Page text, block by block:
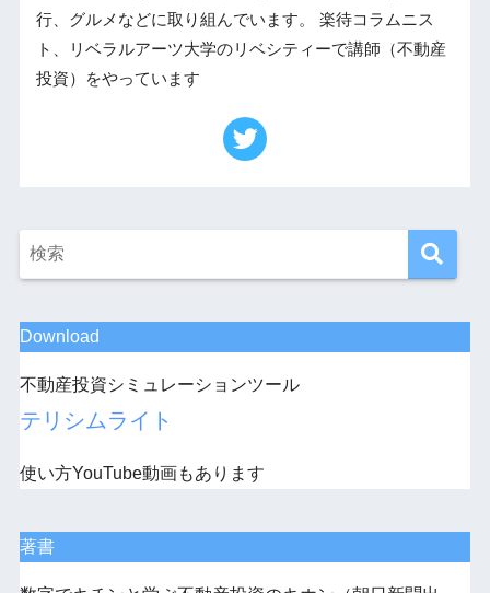
行、グルメなどに取り組んでいます。 楽待コラムニス
ト、リベラルアーツ大学のリベシティーで講師（不動産
投資）をやっています
Download
不動産投資シミュレーションツール
テリシムライト
使い方YouTube動画もあります
著書